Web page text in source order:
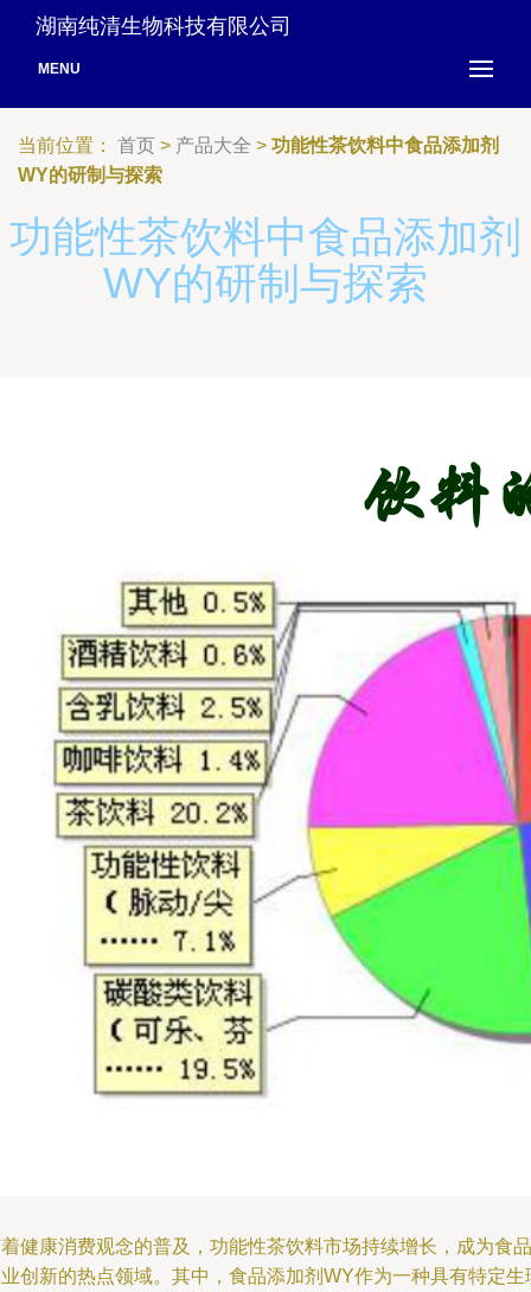
湖南纯清生物科技有限公司
MENU
当前位置： 首页 > 产品大全 > 功能性茶饮料中食品添加剂
WY的研制与探索
功能性茶饮料中食品添加剂
WY的研制与探索
健康消费观念的普及，功能性茶饮料市场持续增长，成为食品
创新的热点领域。其中，食品添加剂WY作为一种具有特定生